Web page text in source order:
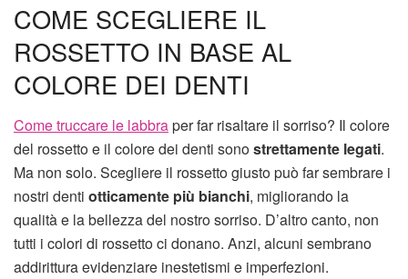
COME SCEGLIERE IL
ROSSETTO IN BASE AL
COLORE DEI DENTI
Come truccare le labbraper far risaltare il sorriso? Il colore
del rossetto e il colore dei denti sonostrettamente legati.
Ma non solo. Scegliere il rossetto giusto può far sembrare i
nostri denti otticamente più bianchi, migliorando la
qualità e la bellezza del nostro sorriso. D’altro canto, non
tutti i colori di rossetto ci donano. Anzi, alcuni sembrano
addirittura evidenziare inestetismi e imperfezioni.